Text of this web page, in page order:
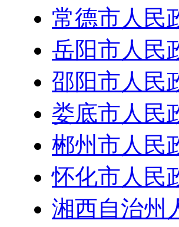
常德市人民
岳阳市人民
邵阳市人民
娄底市人民
郴州市人民
怀化市人民
湘西自治州